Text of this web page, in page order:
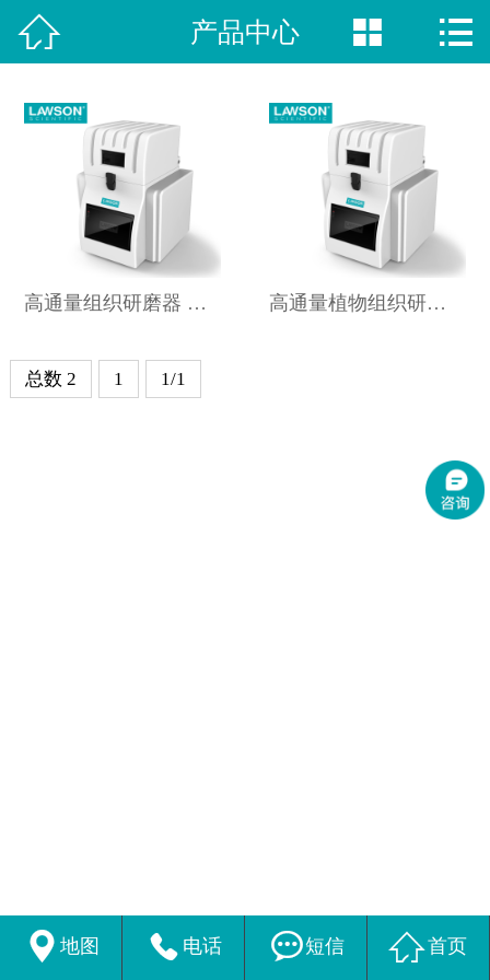
网站首页
荣誉资质
视频中心
产品中心
案例展示
 产品中心  
高通量组织研磨器 DHTISSUE-96 高通量植物组织研磨仪 DHTISSUE-64
总数 2 1 1/1
 地图  电话 短信 首页